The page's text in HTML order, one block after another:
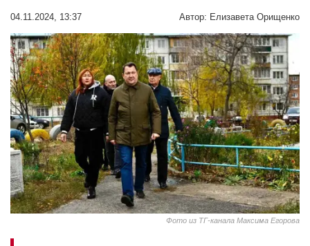
04.11.2024, 13:37 Автор: Елизавета Орищенко
Фото из ТГ-канала Максима Егорова